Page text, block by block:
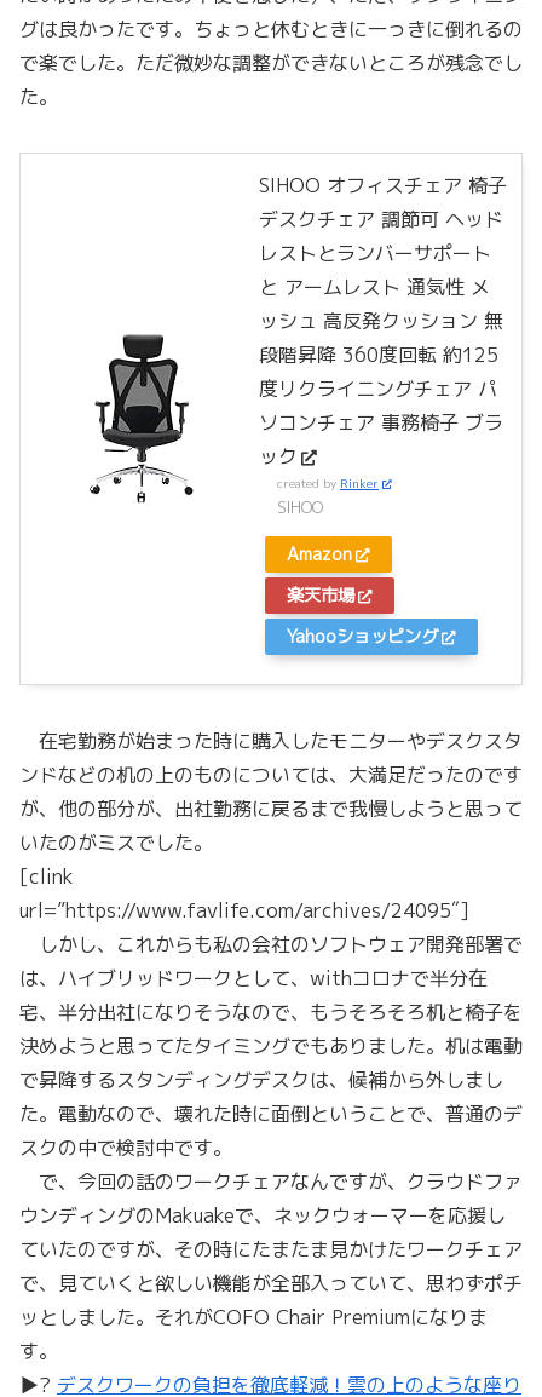
グは良かったです。ちょっと休むときに一っきに倒れるの
で楽でした。ただ微妙な調整ができないところが残念でし
た。
SIHOO オフィスチェア 椅子
デスクチェア 調節可 ヘッド
レストとランバーサポート
と アームレスト 通気性 メ
ッシュ 高反発クッション 無
段階昇降 360度回転 約125
度リクライニングチェア パ
ソコンチェア 事務椅子 ブラ
ック
created by Rinker
SIHOO
Amazon
楽天市場
Yahooショッピング
在宅勤務が始まった時に購入したモニターやデスクスタ
ンドなどの机の上のものについては、大満足だったのです
が、他の部分が、出社勤務に戻るまで我慢しようと思って
いたのがミスでした。
[clink
url=”https://www.favlife.com/archives/24095″]
しかし、これからも私の会社のソフトウェア開発部署で
は、ハイブリッドワークとして、withコロナで半分在
宅、半分出社になりそうなので、もうそろそろ机と椅子を
決めようと思ってたタイミングでもありました。机は電動
で昇降するスタンディングデスクは、候補から外しまし
た。電動なので、壊れた時に面倒ということで、普通のデ
スクの中で検討中です。
で、今回の話のワークチェアなんですが、クラウドファ
ウンディングのMakuakeで、ネックウォーマーを応援し
ていたのですが、その時にたまたま見かけたワークチェア
で、見ていくと欲しい機能が全部入っていて、思わずポチ
ッとしました。それがCOFO Chair Premiumになりま
す。
▶? デスクワークの負担を徹底軽減！雲の上のような座り